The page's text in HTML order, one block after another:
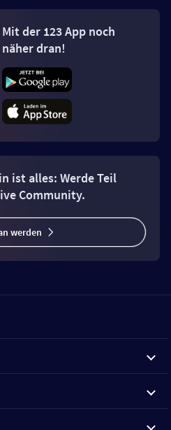
Mit der 123 App noch
näher dran!
ist alles: Werde Teil
Community.
werden